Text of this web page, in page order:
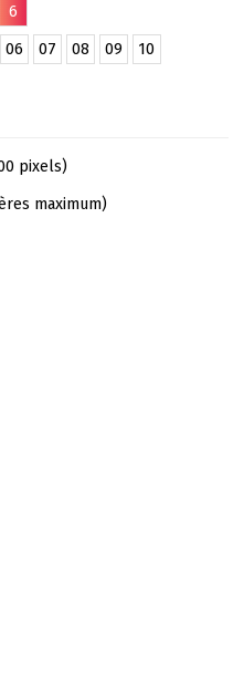
6
06 07 08 09 10
pixels)
maximum)